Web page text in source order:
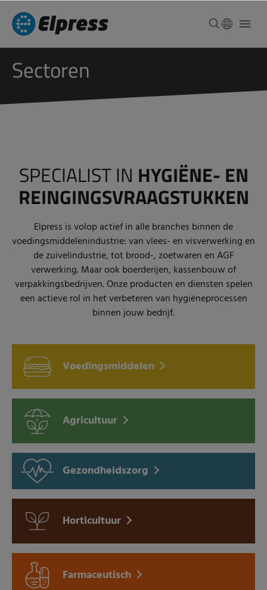
Sectoren
SPECIALIST IN HYGIËNE- EN
REINGINGSVRAAGSTUKKEN
Elpress is volop actief in alle branches binnen de
voedingsmiddelenindustrie: van vlees- en visverwerking en
de zuivelindustrie, tot brood-, zoetwaren en AGF
verwerking. Maar ook boerderijen, kassenbouw of
verpakkingsbedrijven. Onze producten en diensten spelen
een actieve rol in het verbeteren van hygiëneprocessen
binnen jouw bedrijf.
Voedingsmiddelen
Agricultuur
Gezondheidszorg
Horticultuur
Farmaceutisch